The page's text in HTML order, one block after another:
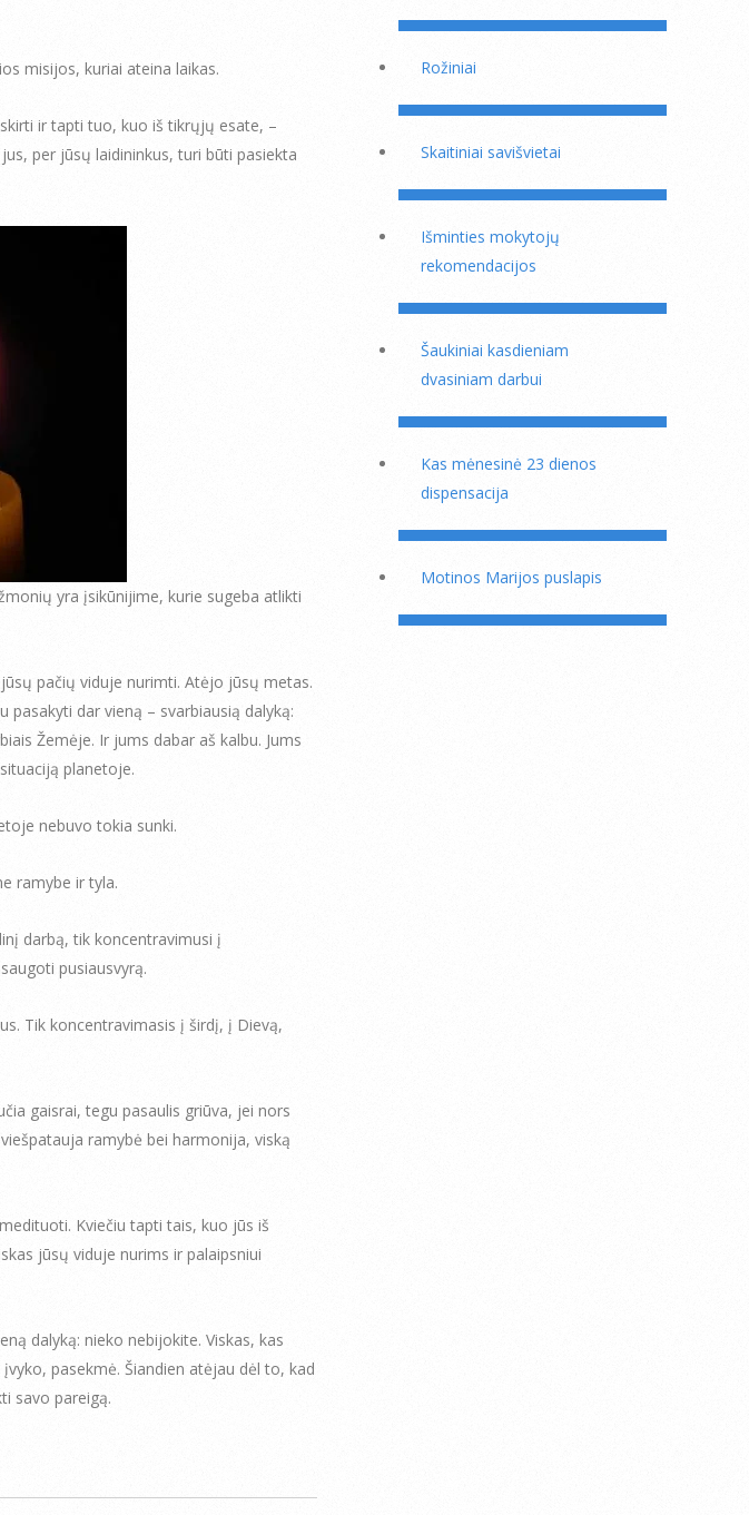
misijos, kuriai ateina laikas.
ir tapti tuo, kuo iš tikrųjų esate, –
per jūsų laidininkus, turi būti pasiekta
yra įsikūnijime, kurie sugeba atlikti
pačių viduje nurimti. Atėjo jūsų metas.
dar vieną – svarbiausią dalyką:
Žemėje. Ir jums dabar aš kalbu. Jums
planetoje.
nebuvo tokia sunki.
ramybe ir tyla.
darbą, tik koncentravimusi į
pusiausvyrą.
Tik koncentravimasis į širdį, į Dievą,
gaisrai, tegu pasaulis griūva, jei nors
ramybė bei harmonija, viską
Kviečiu tapti tais, kuo jūs iš
jūsų viduje nurims ir palaipsniui
dalyką: nieko nebijokite. Viskas, kas
pasekmė. Šiandien atėjau dėl to, kad
savo pareigą.
Rožiniai
Skaitiniai savišvietai
Išminties mokytojų
rekomendacijos
Šaukiniai kasdieniam
dvasiniam darbui
Kas mėnesinė 23 dienos
dispensacija
Motinos Marijos puslapis